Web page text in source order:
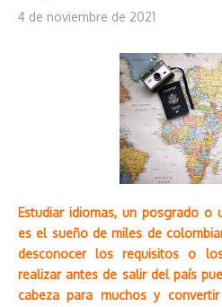
4 de noviembre de 2021
Estudiar idiomas, un posgrado
es el sueño de miles de
desconocer los requisitos o
realizar antes de salir del país
cabeza para muchos y